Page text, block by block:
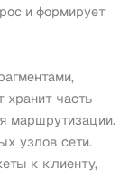
и формирует
часть
маршрутизации.
узлов сети.
к клиенту,